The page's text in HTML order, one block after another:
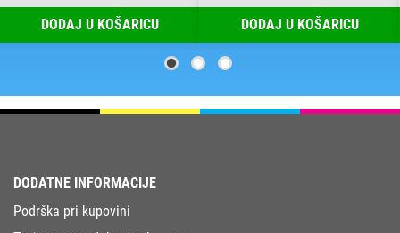
DODAJ U KOŠARICU DODAJ U KOŠARICU
DODATNE INFORMACIJE
Podrška pri kupovini